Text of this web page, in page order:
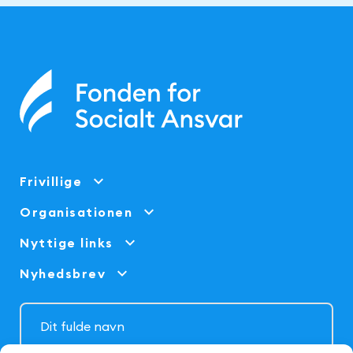
Frivillige
Organisationen
Nyttige links
Nyhedsbrev